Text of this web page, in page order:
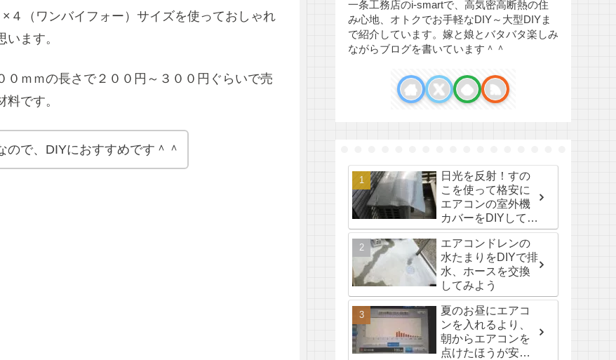
４（ワンバイフォー）サイズを使っておしゃれ
ます。
ｍｍの長さで２００円～３００円ぐらいで売
です。
で、DIYにおすすめです＾＾
一条工務店のi-smartで、高気密高断熱の住
み心地、オトクでお手軽なDIY～大型DIYま
で紹介しています。嫁と娘とバタバタ楽しみ
ながらブログを書いています＾＾
日光を反射！すの
こを使って格安に
エアコンの室外機
カバーをDIYして省
エネしよう！
エアコンドレンの
水たまりをDIYで排
水、ホースを交換
してみよう
夏のお昼にエアコ
ンを入れるより、
朝からエアコンを
点けたほうが安